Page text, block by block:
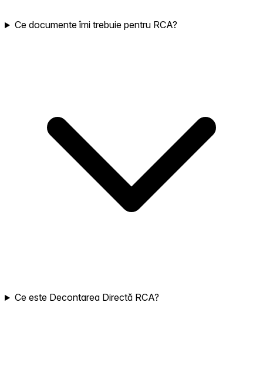
Ce documente îmi trebuie pentru RCA?
Ce este Decontarea Directă RCA?